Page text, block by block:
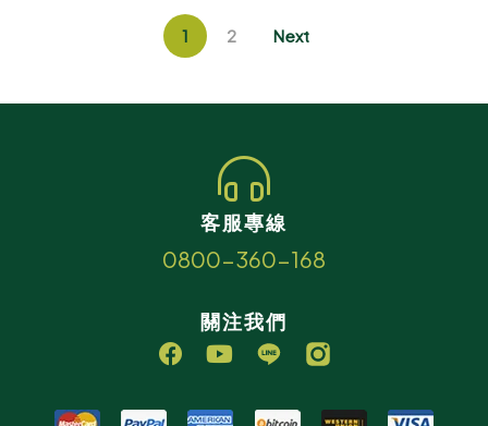
1 2 Next
客服專線
0800-360-168
關注我們